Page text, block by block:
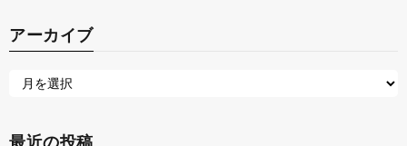
アーカイブ